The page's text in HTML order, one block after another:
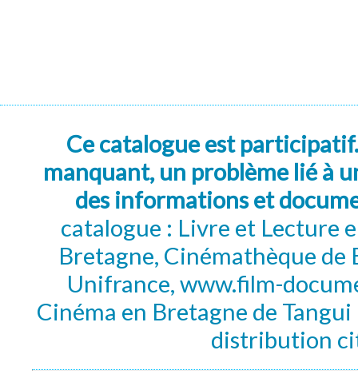
Ce catalogue est
manquant, un problème lié à
des informations et
catalogue : Livre et Lecture
Bretagne, Cinémathèque de
Unifrance, www.film-
Cinéma en Bretagne de
distribution